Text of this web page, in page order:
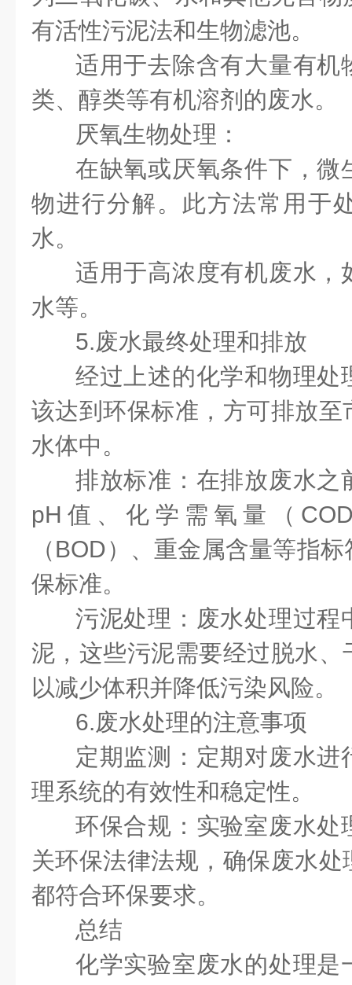
有活性污泥法和生物滤池。
适用于去除含有大量有机
类、醇类等有机溶剂的废水。
厌氧生物处理：
在缺氧或厌氧条件下，微
物进行分解。此方法常用于
水。
适用于高浓度有机废水，
水等。
5.废水最终处理和排放
经过上述的化学和物理处
该达到环保标准，方可排放
水体中。
排放标准：在排放废水之
pH值、化学需氧量（
（BOD）、重金属含量等指
保标准。
污泥处理：废水处理过程
泥，这些污泥需要经过脱水
以减少体积并降低污染风险。
6.废水处理的注意事项
定期监测：定期对废水进
理系统的有效性和稳定性。
环保合规：实验室废水处
关环保法律法规，确保废水
都符合环保要求。
总结
化学实验室废水的处理是